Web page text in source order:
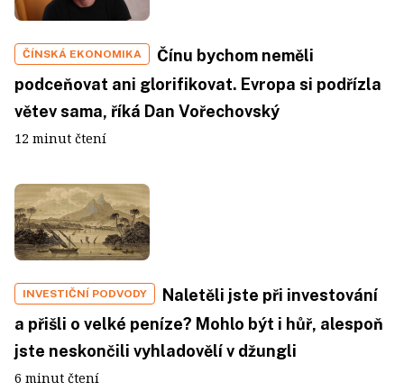
ČÍNSKÁ EKONOMIKA
Čínu bychom neměli
podceňovat ani glorifikovat. Evropa si podřízla
větev sama, říká Dan Vořechovský
12 minut čtení
INVESTIČNÍ PODVODY
Naletěli jste při investování
a přišli o velké peníze? Mohlo být i hůř, alespoň
jste neskončili vyhladovělí v džungli
6 minut čtení